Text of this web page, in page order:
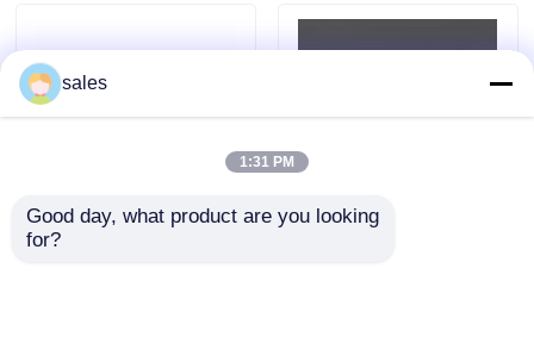
খবর
কেস
Clear Lens Safety
sales
1:31 PM
Good day, what product are you looking
for?